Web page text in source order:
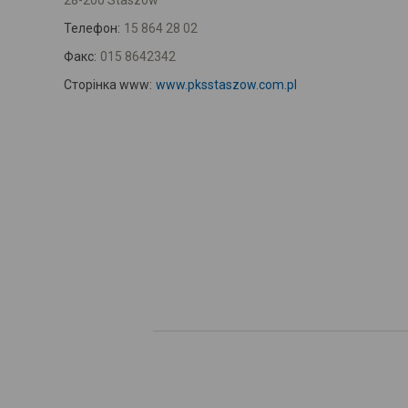
Телефон: 15 864 28 02
Факс: 015 8642342
Сторінка www: www.pksstaszow.com.pl